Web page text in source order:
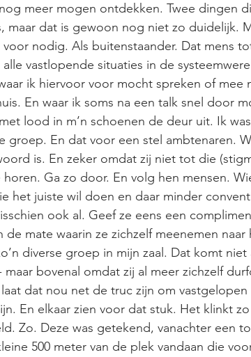
meer mogen ontdekken. Twee dingen
maar dat is gewoon nog niet zo duidelijk.
nodig. Als buitenstaander. Dat mens
vastlopende situaties in de
ik hiervoor voor mocht spreken of mee
En waar ik soms na een talk snel door
lood in m’n schoenen de deur uit. Ik
groep. En dat voor een stel ambtenaren.
is. En zeker omdat zij niet tot die
Ga zo door. En volg hen mensen.
het juiste wil doen en daar minder
ook al. Geef ze eens een
mate waarin ze zichzelf meenemen naar
diverse groep in mijn zaal. Dat komt
bovenal omdat zij al meer zichzelf
dat nou net de truc zijn om
En elkaar zien voor dat stuk. Het klinkt
Zo. Deze was getekend, vanachter een
500 meter van de plek vandaan die